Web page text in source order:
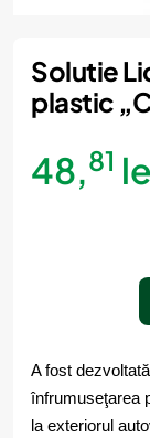
Momentan indisponibil
Solutie
plastic
48,81
A fost
înfrumuseţarea
la exteriorul